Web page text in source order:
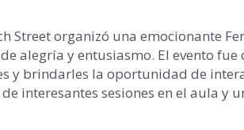
Street organizó una emocionante
alegría y entusiasmo. El evento
y brindarles la oportunidad de
interesantes sesiones en el aula y